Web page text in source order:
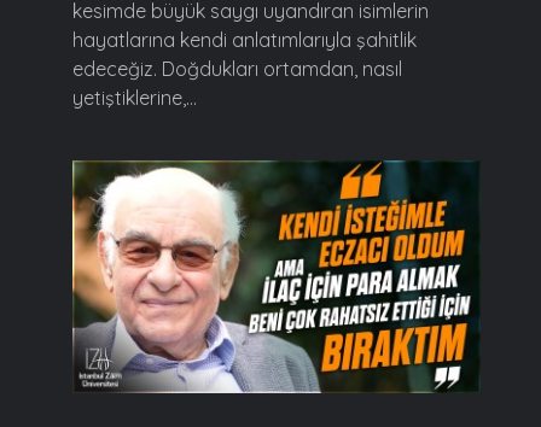
kesimde büyük saygı uyandıran isimlerin
hayatlarına kendi anlatımlarıyla şahitlik
edeceğiz. Doğdukları ortamdan, nasıl
yetiştiklerine,...